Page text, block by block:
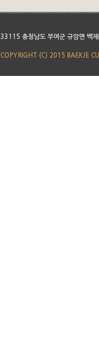
33115 충청남도 부여군 규암면 백
COPYRIGHT (C) 2015 BAEKJE